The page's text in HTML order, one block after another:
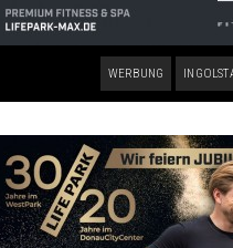
WERBUNG